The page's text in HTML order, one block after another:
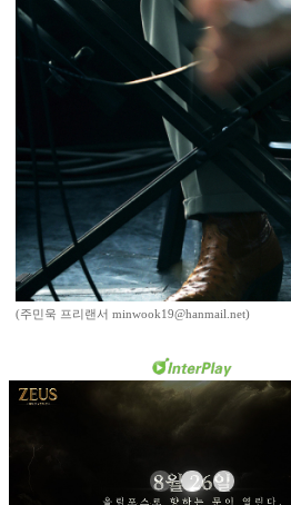
(주민욱 프리랜서 minwook19@hanmail.net)